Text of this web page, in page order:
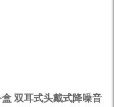
双耳式头戴式降噪音